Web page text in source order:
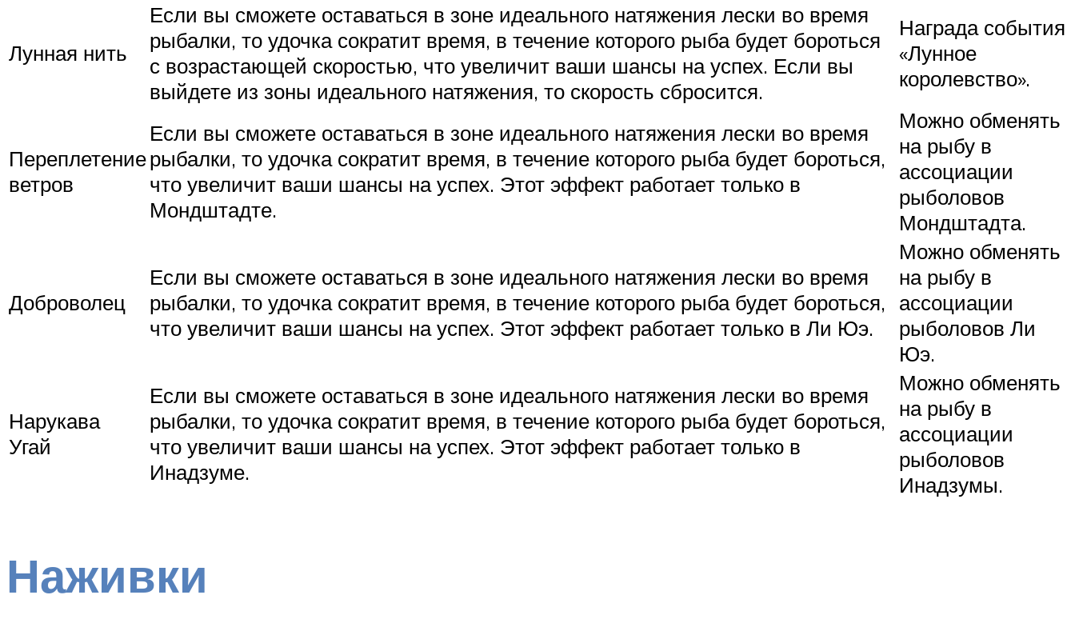
Лунная нить
Если вы сможете оставаться в зоне идеального натяжения лески во время
рыбалки, то удочка сократит время, в течение которого рыба будет бороться
с возрастающей скоростью, что увеличит ваши шансы на успех. Если вы
выйдете из зоны идеального натяжения, то скорость сбросится.
Награда события
«Лунное
королевство».
Переплетение
ветров
Если вы сможете оставаться в зоне идеального натяжения лески во время
рыбалки, то удочка сократит время, в течение которого рыба будет бороться,
что увеличит ваши шансы на успех. Этот эффект работает только в
Мондштадте.
Можно обменять
на рыбу в
ассоциации
рыболовов
Мондштадта.
Доброволец
Если вы сможете оставаться в зоне идеального натяжения лески во время
рыбалки, то удочка сократит время, в течение которого рыба будет бороться,
что увеличит ваши шансы на успех. Этот эффект работает только в Ли Юэ.
Можно обменять
на рыбу в
ассоциации
рыболовов Ли
Юэ.
Нарукава
Угай
Если вы сможете оставаться в зоне идеального натяжения лески во время
рыбалки, то удочка сократит время, в течение которого рыба будет бороться,
что увеличит ваши шансы на успех. Этот эффект работает только в
Инадзуме.
Можно обменять
на рыбу в
ассоциации
рыболовов
Инадзумы.
Наживки